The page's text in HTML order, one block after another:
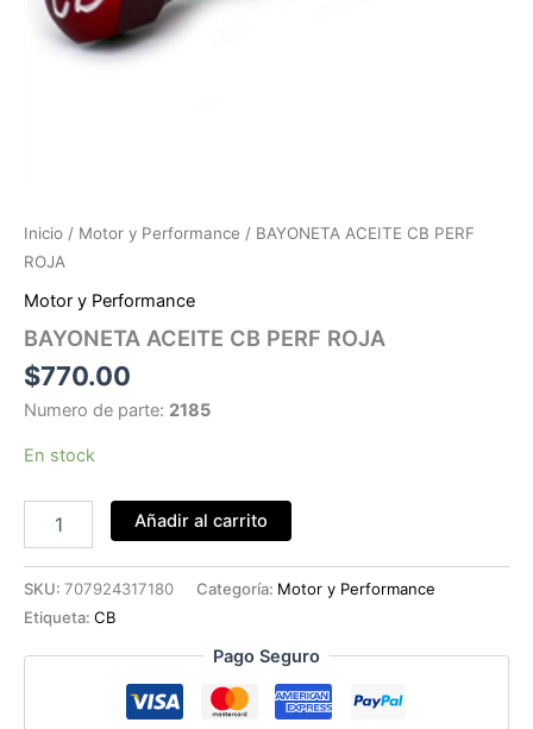
Inicio / Motor y Performance / BAYONETA ACEITE CB PERF
ROJA
Motor y Performance
BAYONETA ACEITE CB PERF ROJA
$770.00
Numero de parte: 2185
En stock
ACEITE
PERF
cantidad
Añadir al carrito
SKU: 707924317180 Categoría: Motor y Performance
Etiqueta: CB
Pago Seguro